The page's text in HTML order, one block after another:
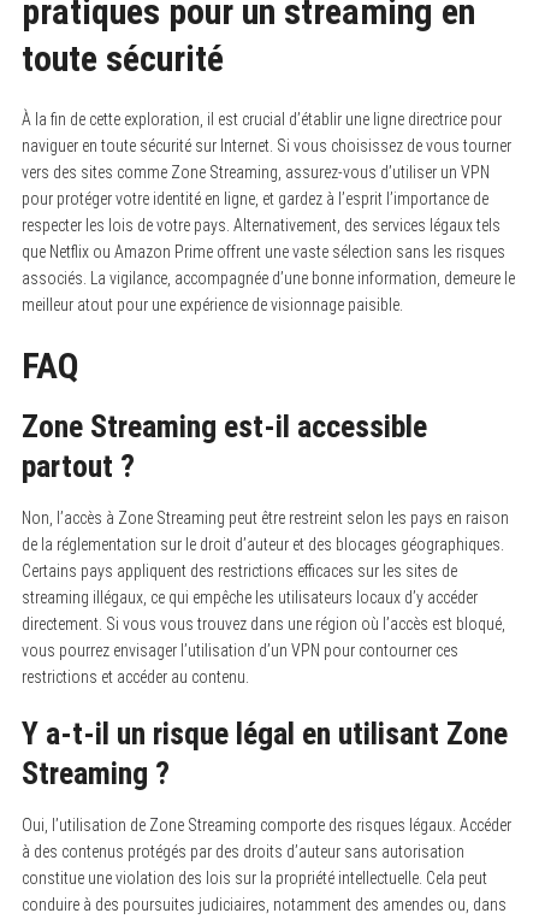
pratiques pour un streaming en
toute sécurité
À la fin de cette exploration, il est crucial d’établir une ligne directrice pour
naviguer en toute sécurité sur Internet. Si vous choisissez de vous tourner
vers des sites comme Zone Streaming, assurez-vous d’utiliser un VPN
pour protéger votre identité en ligne, et gardez à l’esprit l’importance de
respecter les lois de votre pays. Alternativement, des services légaux tels
que Netflix ou Amazon Prime offrent une vaste sélection sans les risques
associés. La vigilance, accompagnée d’une bonne information, demeure le
meilleur atout pour une expérience de visionnage paisible.
FAQ
Zone Streaming est-il accessible
partout ?
Non, l’accès à Zone Streaming peut être restreint selon les pays en raison
de la réglementation sur le droit d’auteur et des blocages géographiques.
Certains pays appliquent des restrictions efficaces sur les sites de
streaming illégaux, ce qui empêche les utilisateurs locaux d’y accéder
directement. Si vous vous trouvez dans une région où l’accès est bloqué,
vous pourrez envisager l’utilisation d’un VPN pour contourner ces
restrictions et accéder au contenu.
Y a-t-il un risque légal en utilisant Zone
Streaming ?
Oui, l’utilisation de Zone Streaming comporte des risques légaux. Accéder
à des contenus protégés par des droits d’auteur sans autorisation
constitue une violation des lois sur la propriété intellectuelle. Cela peut
conduire à des poursuites judiciaires, notamment des amendes ou, dans